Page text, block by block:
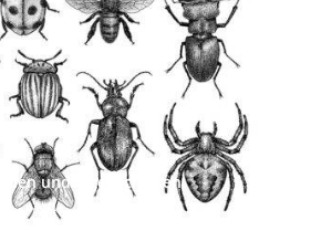
und Eigenschaften
Ihr Projekt